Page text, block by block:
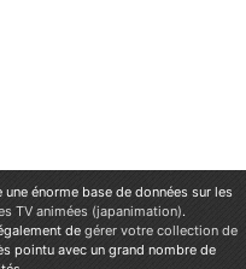
énorme base de données sur les
TV animées (japanimation).
de gérer votre collection de
pointu avec un grand nombre de